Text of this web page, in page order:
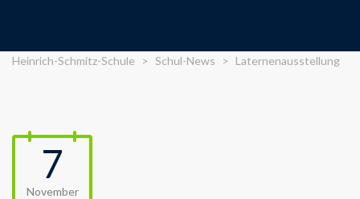
Heinrich-Schmitz-Schule > Schul-News > Laternenausstellung
7
November